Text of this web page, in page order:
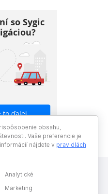
so Sygic
to ďalej
obsahu,
Vaše preferencie je
nájdete v pravidlách
Analytické
Marketing